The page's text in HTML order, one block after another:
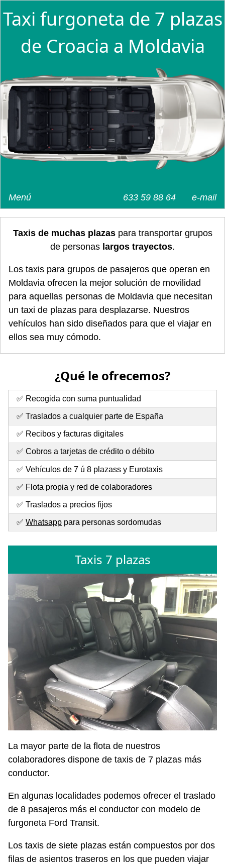
Taxi furgoneta de 7 plazas
de Croacia a Moldavia
e-mail
633 59 88 64
Menú
Taxis de muchas plazaspara transportar grupos
de personas largos trayectos.
Los taxis para grupos de pasajeros que operan en
Moldavia ofrecen la mejor solución de movilidad
para aquellas personas de Moldavia que necesitan
un taxi de plazas para desplazarse. Nuestros
vehículos han sido diseñados para que el viajar en
ellos sea muy cómodo.
¿Qué le ofrecemos?
✅ Recogida con suma puntualidad
✅ Traslados a cualquier parte de España
✅ Recibos y facturas digitales
✅ Cobros a tarjetas de crédito o débito
✅ Vehículos de 7 ú 8 plazass y Eurotaxis
✅ Flota propia y red de colaboradores
✅ Traslados a precios fijos
✅ Whatsapp para personas sordomudas
Taxis 7 plazas
La mayor parte de la flota de nuestros
colaboradores dispone de taxis de 7 plazas más
conductor.
En algunas localidades podemos ofrecer el traslado
de 8 pasajeros más el conductor con modelo de
furgoneta Ford Transit.
Los taxis de siete plazas están compuestos por dos
filas de asientos traseros en los que pueden viajar